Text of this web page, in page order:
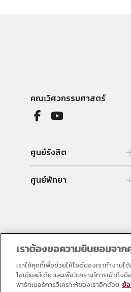
คณะวิศวกรรมศาสตร์
ศูนย์รังสิต
99 หมู่ 18 ถ.พหลโยธิน คลองหลว
รังสิต ปทุมธานี 12121 ประเทศไทย.
ศูนย์พัทยา
เราต้องขอความยินยอมจา
เราใช้คุกกี้เพื่อช่วยให้ไซต์ของเราทำงา
โซเชียลมีเดีย และเพื่อวิเคราะห์การเข้าถึ
พาร์ทเนอร์การวิเคราะห์ของเราอีกด้วย ข้